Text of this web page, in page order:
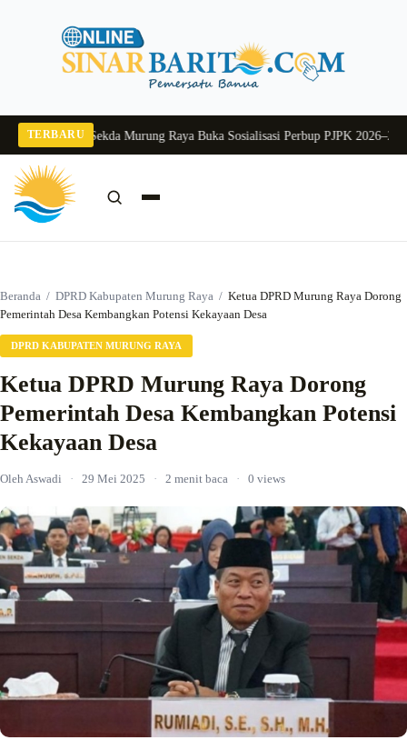
TERBARU
2026Pj Sekda Murung Raya Buka Sosialisasi Perbup PJPK 2026–2030
Beranda / DPRD Kabupaten Murung Raya / Ketua DPRD Murung Raya Dorong
Pemerintah Desa Kembangkan Potensi Kekayaan Desa
DPRD KABUPATEN MURUNG RAYA
Ketua DPRD Murung Raya Dorong
Pemerintah Desa Kembangkan Potensi
Kekayaan Desa
Oleh Aswadi · 29 Mei 2025 · 2 menit baca · 0 views